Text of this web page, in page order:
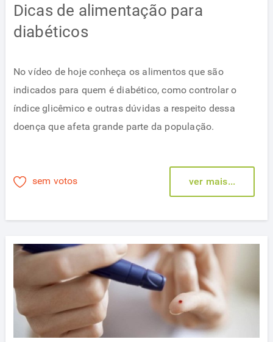
Dicas de alimentação para
diabéticos
No vídeo de hoje conheça os alimentos que são
indicados para quem é diabético, como controlar o
índice glicêmico e outras dúvidas a respeito dessa
doença que afeta grande parte da população.
sem votos ver mais...